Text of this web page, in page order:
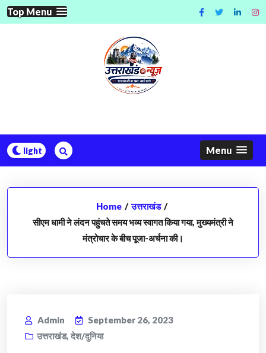
Skip
to
Top Menu
Menu
Home / उत्तराखंड /
सीएम धामी ने लंदन पहुंचते समय भव्य स्वागत किया गया, मुख्यमंत्री ने
मंत्रोचार के बीच पूजा-अर्चना की।
Admin
September 26, 2023
उत्तराखंड, देश/दुनिया